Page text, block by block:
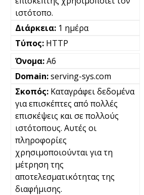
ιστότοπο.
1 ημέρα
HTTP
A6
serving-sys.com
Καταγράφει δεδομένα
για επισκέπτες από πολλές
επισκέψεις και σε πολλούς
ιστότοπους. Αυτές οι
πληροφορίες
χρησιμοποιούνται για τη
μέτρηση της
αποτελεσματικότητας της
διαφήμισης.